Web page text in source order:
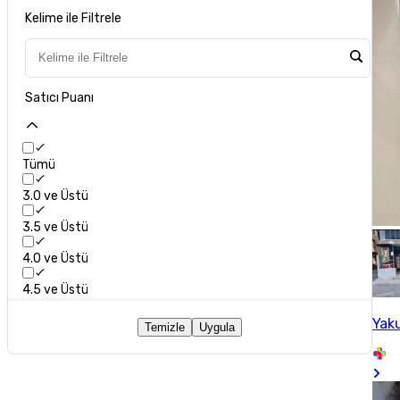
Kelime ile Filtrele
Satıcı Puanı
Tümü
3.0 ve Üstü
3.5 ve Üstü
4.0 ve Üstü
4.5 ve Üstü
Temizle Uygula